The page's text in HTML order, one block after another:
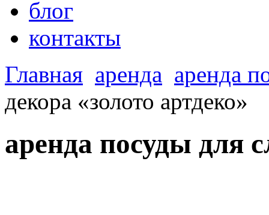
блог
контакты
Главная аренда аренда
декора «золото артдеко»
аренда посуды для